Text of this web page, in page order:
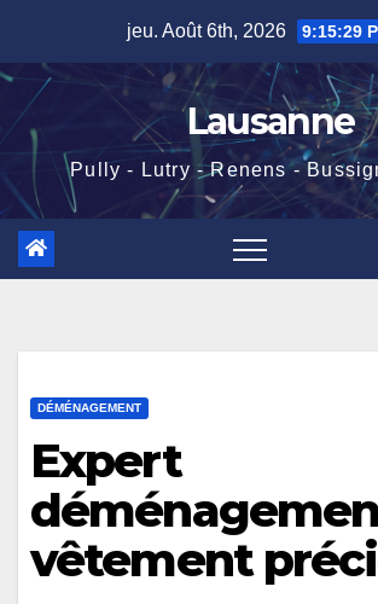
content
jeu. Août 6th, 2026 9:15:30
Lausanne
Pully - Lutry - Renens -
DÉMÉNAGEMENT
Expert
vêtement